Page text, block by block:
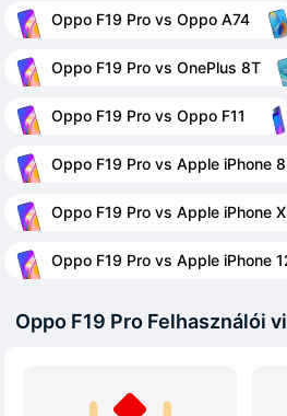
Oppo F19 Pro vs Oppo A74
Oppo F19 Pro vs OnePlus 8T
Oppo F19 Pro vs Oppo F11
Oppo F19 Pro vs Apple iPhone 8
Oppo F19 Pro vs Apple iPhone
Oppo F19 Pro vs Apple iPhone
Oppo F19 Pro Felhasználói